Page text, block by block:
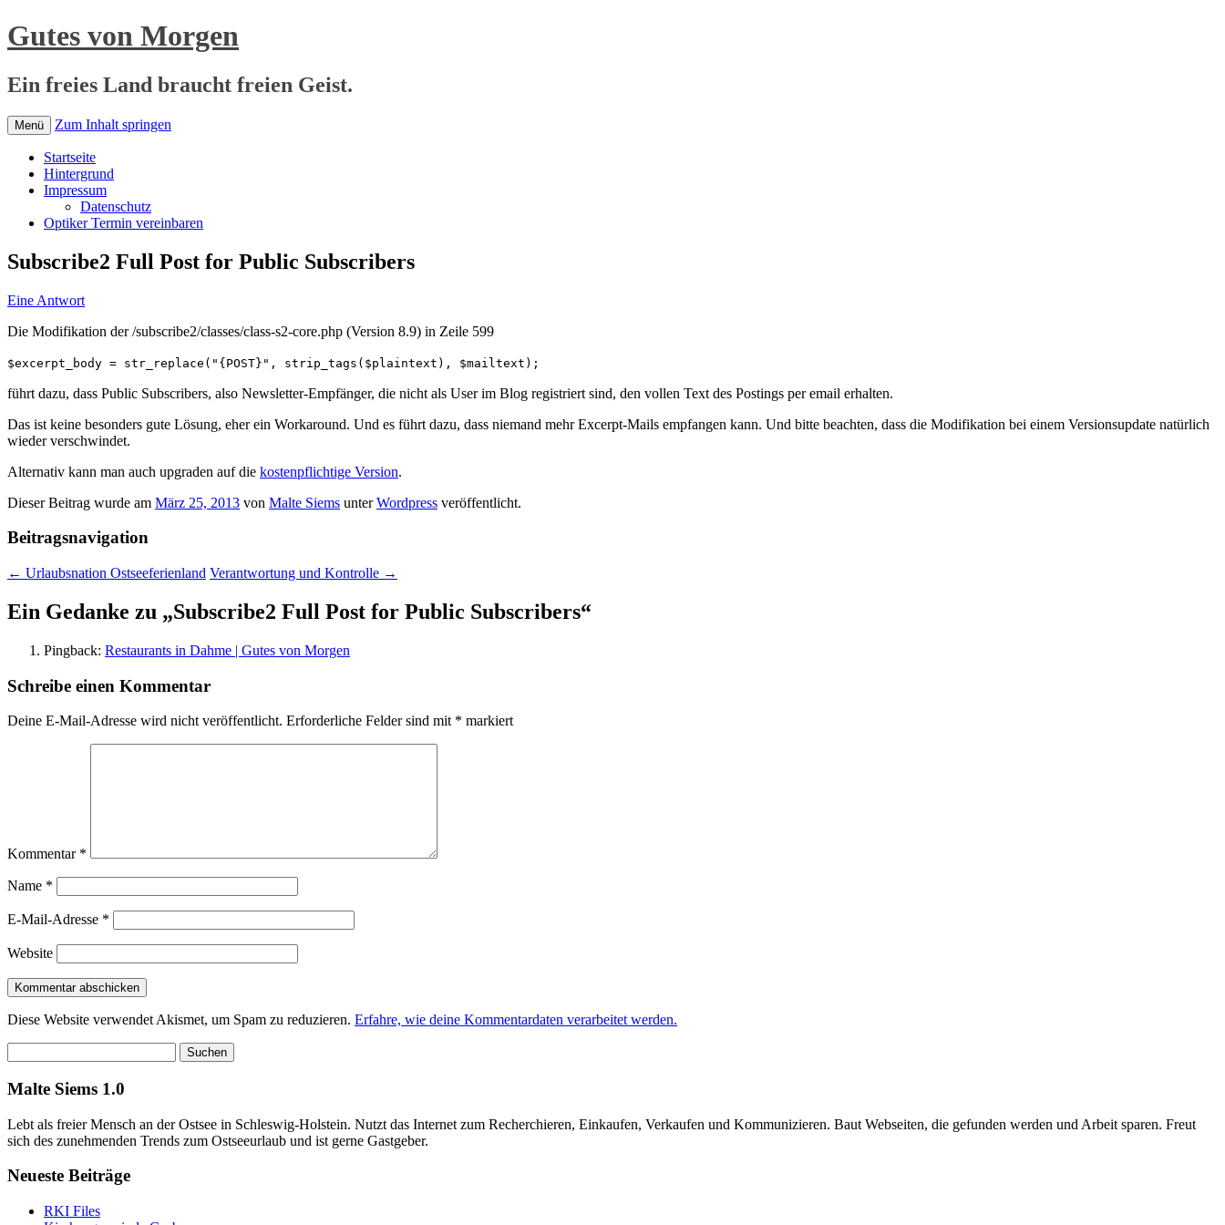
Gutes von Morgen
Ein freies Land braucht freien Geist.
Menü Zum Inhalt springen
Startseite
Hintergrund
Impressum
Datenschutz
Optiker Termin vereinbaren
Subscribe2 Full Post for Public Subscribers
Eine Antwort
Die Modifikation der /subscribe2/classes/class-s2-core.php (Version 8.9) in Zeile 599
$excerpt_body = str_replace("{POST}", strip_tags($plaintext), $mailtext);
führt dazu, dass Public Subscribers, also Newsletter-Empfänger, die nicht als User im Blog registriert sind, den vollen Text des Postings per email erhalten.
Das ist keine besonders gute Lösung, eher ein Workaround. Und es führt dazu, dass niemand mehr Excerpt-Mails empfangen kann. Und bitte beachten, dass die Modifikation bei einem Versionsupdate natürlich
wieder verschwindet.
Alternativ kann man auch upgraden auf die kostenpflichtige Version.
Dieser Beitrag wurde am März 25, 2013 von Malte Siems unterWordpress veröffentlicht.
Beitragsnavigation
← Urlaubsnation Ostseeferienland Verantwortung und Kontrolle →
Ein Gedanke zu „Subscribe2 Full Post for Public Subscribers“
Pingback: Restaurants in Dahme | Gutes von Morgen
Schreibe einen Kommentar
Deine E-Mail-Adresse wird nicht veröffentlicht. Erforderliche Felder sind mit * markiert
Kommentar *
Name *
E-Mail-Adresse *
Website
Diese Website verwendet Akismet, um Spam zu reduzieren. Erfahre, wie deine Kommentardaten verarbeitet werden.
nach:
Malte Siems 1.0
Lebt als freier Mensch an der Ostsee in Schleswig-Holstein. Nutzt das Internet zum Recherchieren, Einkaufen, Verkaufen und Kommunizieren. Baut Webseiten, die gefunden werden und Arbeit sparen. Freut
sich des zunehmenden Trends zum Ostseeurlaub und ist gerne Gastgeber.
Neueste Beiträge
RKI Files